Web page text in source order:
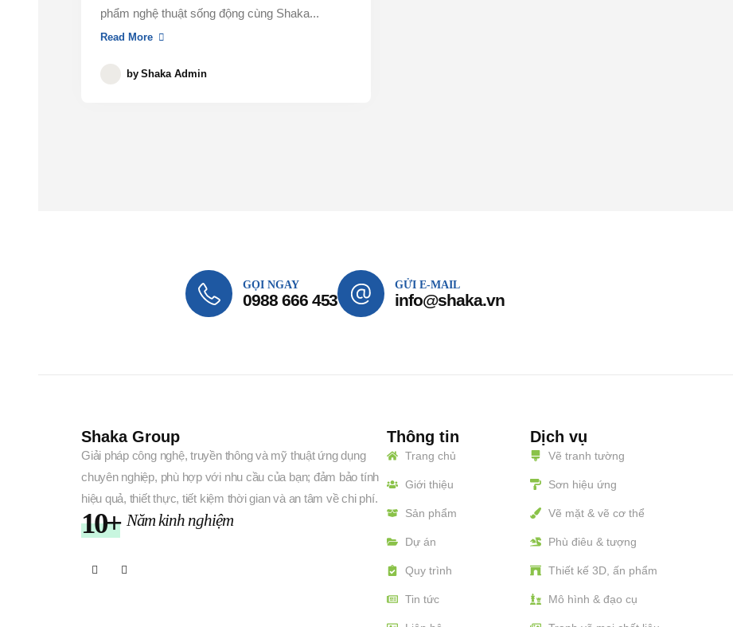
phẩm nghệ thuật sống động cùng Shaka...
Read More
by Shaka Admin
GỌI NGAY
0988 666 453
GỬI E-MAIL
info@shaka.vn
Shaka Group
Giải pháp công nghệ, truyền thông và mỹ thuật ứng dụng
chuyên nghiệp, phù hợp với nhu cầu của bạn; đảm bảo tính
hiệu quả, thiết thực, tiết kiệm thời gian và an tâm về chi phí.
10+ Năm kinh nghiệm
Thông tin
Trang chủ
Giới thiệu
Sản phẩm
Dự án
Quy trình
Tin tức
Dịch vụ
Vẽ tranh tường
Sơn hiệu ứng
Vẽ mặt & vẽ cơ thể
Phù điêu & tượng
Thiết kế 3D, ấn phẩm
Mô hình & đạo cụ